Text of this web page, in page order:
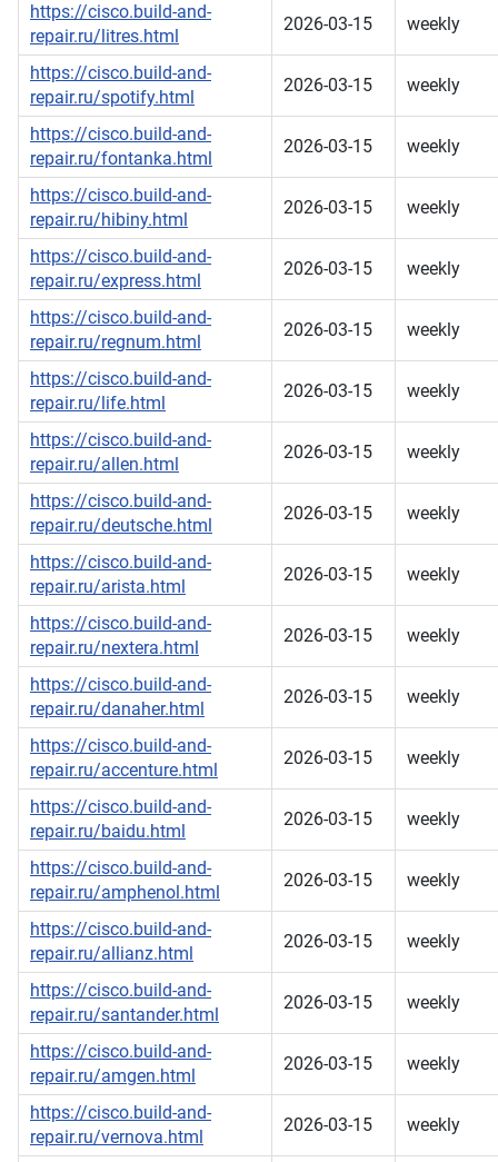
https://cisco.build-and-
repair.ru/litres.html
2026-03-15 weekly
https://cisco.build-and-
repair.ru/spotify.html
2026-03-15 weekly
https://cisco.build-and-
repair.ru/fontanka.html
2026-03-15 weekly
https://cisco.build-and-
repair.ru/hibiny.html
2026-03-15 weekly
https://cisco.build-and-
repair.ru/express.html
2026-03-15 weekly
https://cisco.build-and-
repair.ru/regnum.html
2026-03-15 weekly
https://cisco.build-and-
repair.ru/life.html
2026-03-15 weekly
https://cisco.build-and-
repair.ru/allen.html
2026-03-15 weekly
https://cisco.build-and-
repair.ru/deutsche.html
2026-03-15 weekly
https://cisco.build-and-
repair.ru/arista.html
2026-03-15 weekly
https://cisco.build-and-
repair.ru/nextera.html
2026-03-15 weekly
https://cisco.build-and-
repair.ru/danaher.html
2026-03-15 weekly
https://cisco.build-and-
repair.ru/accenture.html
2026-03-15 weekly
https://cisco.build-and-
repair.ru/baidu.html
2026-03-15 weekly
https://cisco.build-and-
repair.ru/amphenol.html
2026-03-15 weekly
https://cisco.build-and-
repair.ru/allianz.html
2026-03-15 weekly
https://cisco.build-and-
repair.ru/santander.html
2026-03-15 weekly
https://cisco.build-and-
repair.ru/amgen.html
2026-03-15 weekly
https://cisco.build-and-
repair.ru/vernova.html
2026-03-15 weekly